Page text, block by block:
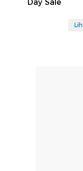
Day Sale